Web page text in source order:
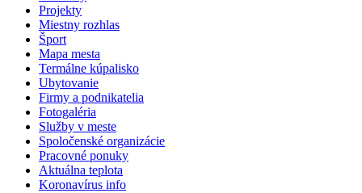
Projekty
Miestny rozhlas
Šport
Mapa mesta
Termálne kúpalisko
Ubytovanie
Firmy a podnikatelia
Fotogaléria
Služby v meste
Spoločenské organizácie
Pracovné ponuky
Aktuálna teplota
Koronavírus info